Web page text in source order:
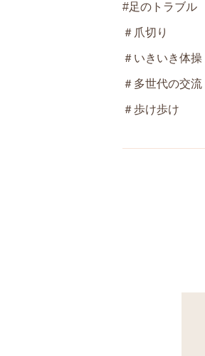
#足のトラブル
＃爪切り
＃いきいき体操
＃多世代の交流
＃歩け歩け